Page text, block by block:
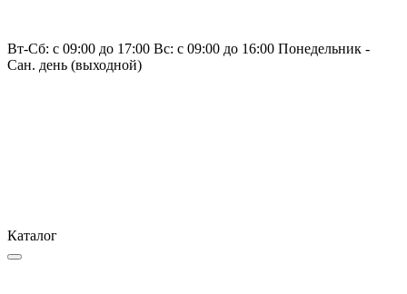
Вт-Сб: с 09:00 до 17:00 Вс: с 09:00 до 16:00 Понедельник -
Сан. день (выходной)
Каталог